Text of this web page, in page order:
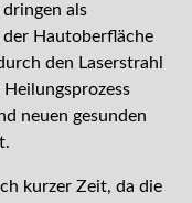
als
Hautoberfläche
den Laserstrahl
neuen gesunden
kurzer Zeit, da die